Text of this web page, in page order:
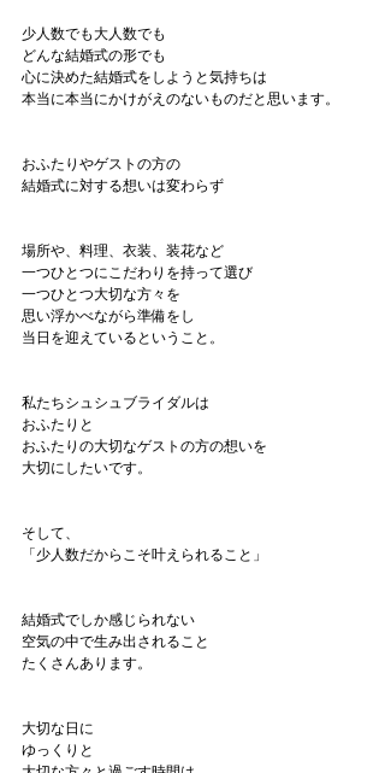
少人数でも大人数でも
どんな結婚式の形でも
心に決めた結婚式をしようと気持ちは
本当に本当にかけがえのないものだと思います。
おふたりやゲストの方の
結婚式に対する想いは変わらず
場所や、料理、衣装、装花など
一つひとつにこだわりを持って選び
一つひとつ大切な方々を
思い浮かべながら準備をし
当日を迎えているということ。
私たちシュシュブライダルは
おふたりと
おふたりの大切なゲストの方の想いを
大切にしたいです。
そして、
「少人数だからこそ叶えられること」
結婚式でしか感じられない
空気の中で生み出されること
たくさんあります。
大切な日に
ゆっくりと